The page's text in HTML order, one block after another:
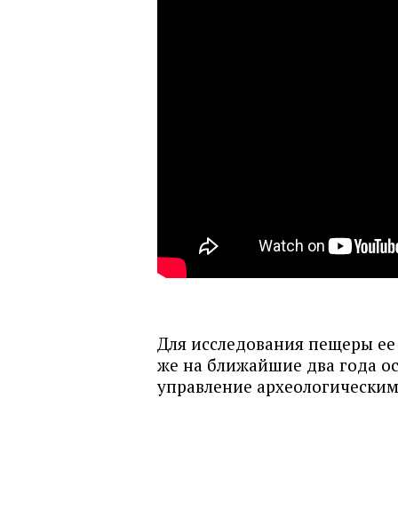
Для исследования пещеры
же на ближайшие два года
управление